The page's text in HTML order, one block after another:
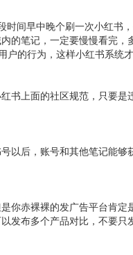
时间早中晚个刷一次小红书
的笔记，一定要慢慢看完
户的行为，这样小红书系统
书上面的社区规范，只要是
以后，账号和其他笔记能
你赤裸裸的发广告平台肯
发布多个产品对比，不要只